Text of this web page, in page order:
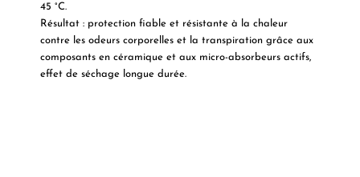
45 °C.
Résultat :protection fiable et résistante à la chaleur
contre les odeurs corporelles et la transpiration grâce aux
composants en céramique et aux micro-absorbeurs actifs,
effet de séchage longue durée.